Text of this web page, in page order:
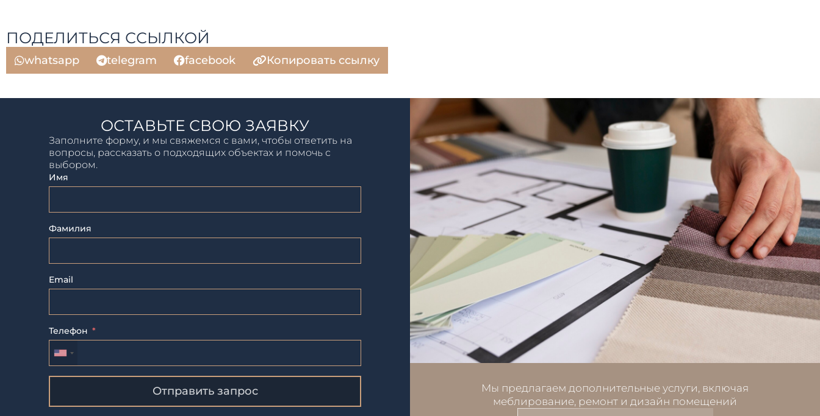
ПОДЕЛИТЬСЯ ССЫЛКОЙ
whatsapp telegram facebook Копировать ссылку
ОСТАВЬТЕ СВОЮ ЗАЯВКУ
Заполните форму, и мы свяжемся с вами, чтобы ответить на
вопросы, рассказать о подходящих объектах и помочь с
выбором.
Имя
Фамилия
Email
Телефон
Отправить запрос
Мы предлагаем дополнительные услуги, включая
меблирование, ремонт и дизайн помещений